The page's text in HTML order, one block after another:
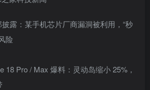
露：某手机芯片厂商漏洞被利用，“秒
险
18 Pro / Max 爆料：灵动岛缩小 25%，